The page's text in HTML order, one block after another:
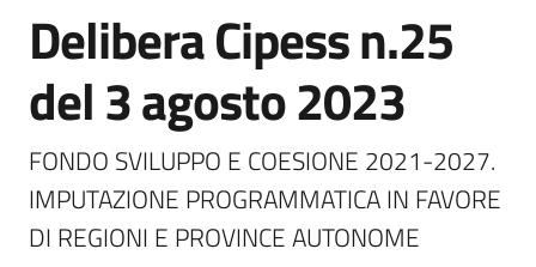
Novità
FSC
2021
-2027
Menu selezionato
Delibera Cipess n.25
del 3 agosto 2023
FONDO SVILUPPO E COESIONE 2021-2027.
IMPUTAZIONE PROGRAMMATICA IN FAVORE
DI REGIONI E PROVINCE AUTONOME